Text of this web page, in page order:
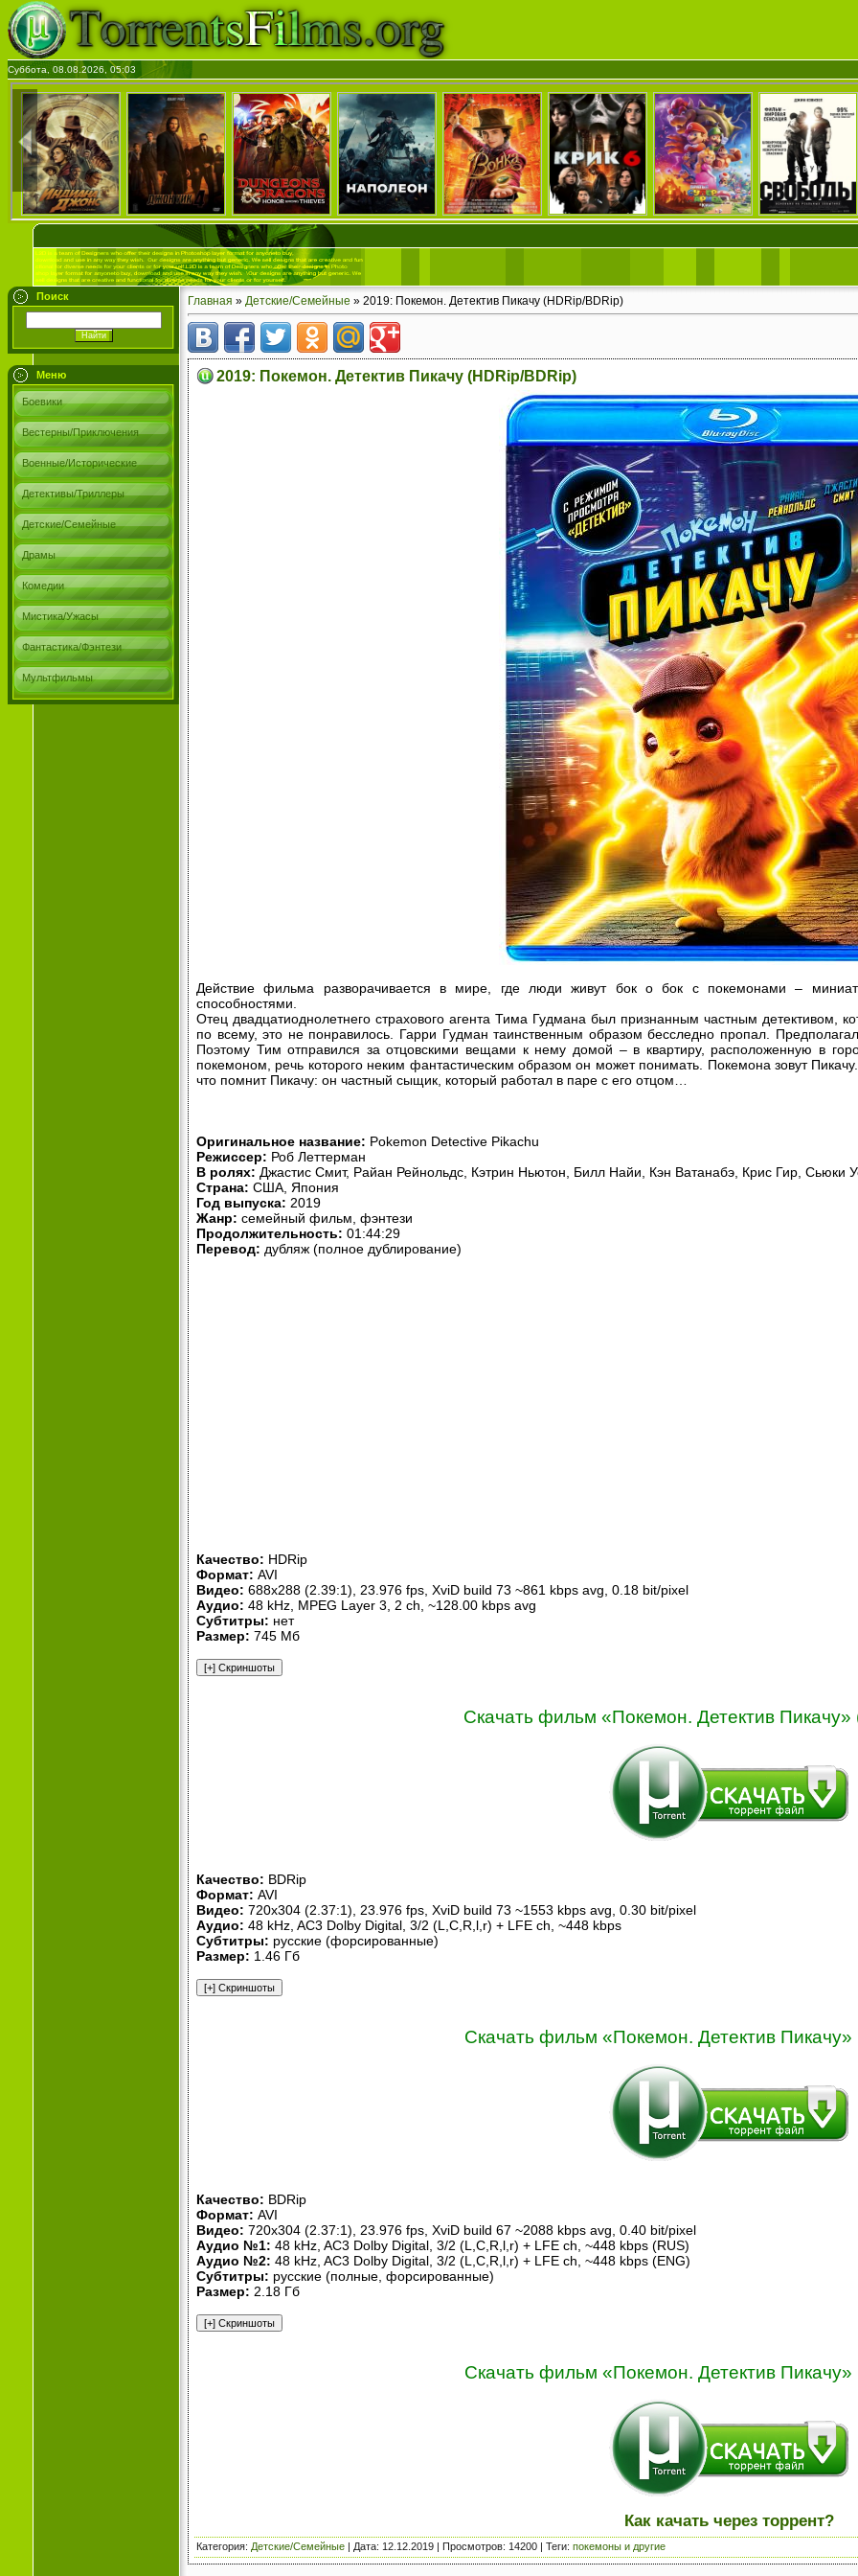
Суббота, 08.08.2026, 05:03
Поиск
Меню
Боевики
Вестерны/Приключения
Военные/Исторические
Детективы/Триллеры
Детские/Семейные
Драмы
Комедии
Мистика/Ужасы
Фантастика/Фэнтези
Мультфильмы
Главная » Детские/Семейные » 2019: Покемон. Детектив Пикачу (HDRip/BDRip)
2019: Покемон. Детектив Пикачу (HDRip/BDRip)
Действие фильма разворачивается в мире, где люди живут бок о бок с покемонами –
способностями.
Отец двадцатиоднолетнего страхового агента Тима Гудмана был признанным частным детективом,
по всему, это не понравилось. Гарри Гудман таинственным образом бесследно пропал.
Поэтому Тим отправился за отцовскими вещами к нему домой – в квартиру, расположенную в
покемоном, речь которого неким фантастическим образом он может понимать. Покемона зовут
что помнит Пикачу: он частный сыщик, который работал в паре с его отцом…
Оригинальное название: Pokemon Detective Pikachu
Режиссер: Роб Леттерман
В ролях: Джастис Смит, Райан Рейнольдс, Кэтрин Ньютон, Билл Найи, Кэн Ватанабэ, Крис Гир,
Страна: США, Япония
Год выпуска: 2019
Жанр: семейный фильм, фэнтези
Продолжительность: 01:44:29
Перевод: дубляж (полное дублирование)
Качество: HDRip
Формат: AVI
Видео: 688x288 (2.39:1), 23.976 fps, XviD build 73 ~861 kbps avg, 0.18 bit/pixel
Аудио: 48 kHz, MPEG Layer 3, 2 ch, ~128.00 kbps avg
Субтитры: нет
Размер: 745 Мб
Скачать фильм «Покемон. Детектив
Качество: BDRip
Формат: AVI
Видео: 720x304 (2.37:1), 23.976 fps, XviD build 73 ~1553 kbps avg, 0.30 bit/pixel
Аудио: 48 kHz, AC3 Dolby Digital, 3/2 (L,C,R,l,r) + LFE ch, ~448 kbps
Субтитры: русские (форсированные)
Размер: 1.46 Гб
Скачать фильм «Покемон. Детектив Пикачу»
Качество: BDRip
Формат: AVI
Видео: 720x304 (2.37:1), 23.976 fps, XviD build 67 ~2088 kbps avg, 0.40 bit/pixel
Аудио №1: 48 kHz, AC3 Dolby Digital, 3/2 (L,C,R,l,r) + LFE ch, ~448 kbps (RUS)
Аудио №2: 48 kHz, AC3 Dolby Digital, 3/2 (L,C,R,l,r) + LFE ch, ~448 kbps (ENG)
Субтитры: русские (полные, форсированные)
Размер: 2.18 Гб
Скачать фильм «Покемон. Детектив Пикачу»
Как качать через торрент?
Категория: Детские/Семейные | Дата: 12.12.2019 Просмотров: 14200 | Теги: покемоны и другие